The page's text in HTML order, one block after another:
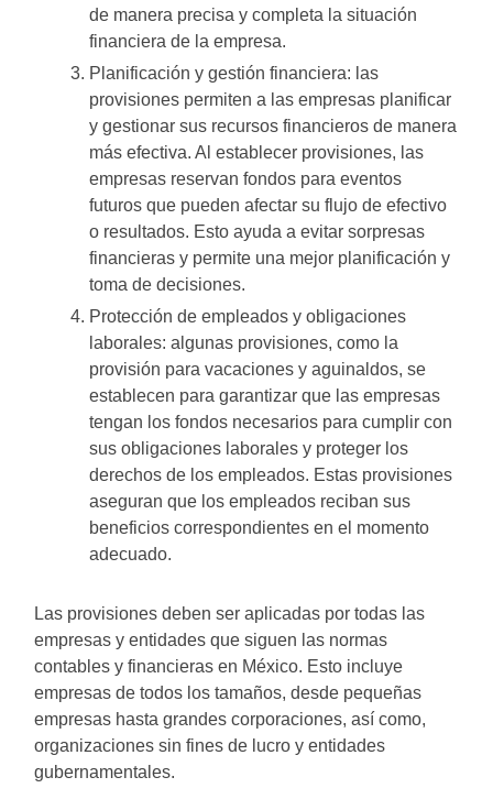
de manera precisa y completa la situación
financiera de la empresa.
Planificación y gestión financiera: las
provisiones permiten a las empresas planificar
y gestionar sus recursos financieros de manera
más efectiva. Al establecer provisiones, las
empresas reservan fondos para eventos
futuros que pueden afectar su flujo de efectivo
o resultados. Esto ayuda a evitar sorpresas
financieras y permite una mejor planificación y
toma de decisiones.
Protección de empleados y obligaciones
laborales: algunas provisiones, como la
provisión para vacaciones y aguinaldos, se
establecen para garantizar que las empresas
tengan los fondos necesarios para cumplir con
sus obligaciones laborales y proteger los
derechos de los empleados. Estas provisiones
aseguran que los empleados reciban sus
beneficios correspondientes en el momento
adecuado.
Las provisiones deben ser aplicadas por todas las
empresas y entidades que siguen las normas
contables y financieras en México. Esto incluye
empresas de todos los tamaños, desde pequeñas
empresas hasta grandes corporaciones, así como,
organizaciones sin fines de lucro y entidades
gubernamentales.